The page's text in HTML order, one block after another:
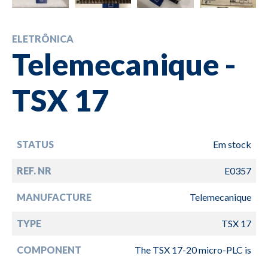
ELETRÔNICA
Telemecanique -
TSX 17
STATUS Em stock
REF. NR E0357
MANUFACTURE Telemecanique
TYPE TSX 17
COMPONENT
The TSX 17-20 micro-PLC is